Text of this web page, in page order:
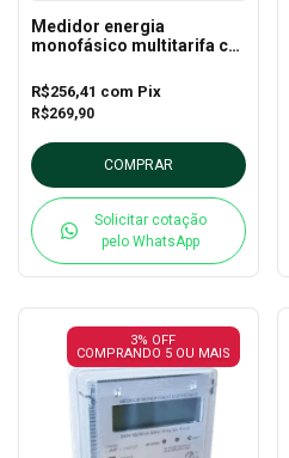
Medidor energia
monofásico multitarifa c/
NSX112i 100A - Nansen
R$269,90
R$256,41 com Pix
COMPRAR
Solicitar cotação
pelo WhatsApp
3% OFF
COMPRANDO 5 OU MAIS